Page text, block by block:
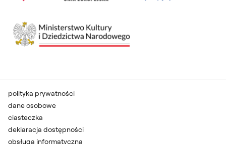
polityka prywatności
dane osobowe
ciasteczka
deklaracja dostępności
obsługa informatyczna